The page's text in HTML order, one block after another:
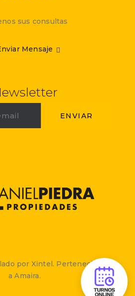
sus consultas
Mensaje
por Xintel. Perteneciente
a Amaira.